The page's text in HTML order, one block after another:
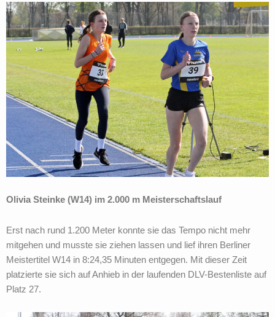
Olivia Steinke (W14) im 2.000 m Meisterschaftslauf
Erst nach rund 1.200 Meter konnte sie das Tempo nicht mehr
mitgehen und musste sie ziehen lassen und lief ihren Berliner
Meistertitel W14 in 8:24,35 Minuten entgegen. Mit dieser Zeit
platzierte sie sich auf Anhieb in der laufenden DLV-Bestenliste auf
Platz 27.